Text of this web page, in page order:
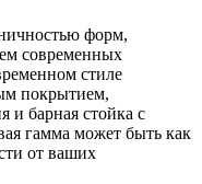
форм,
современных
стиле
покрытием,
и барная стойка с
гамма может быть как
от ваших